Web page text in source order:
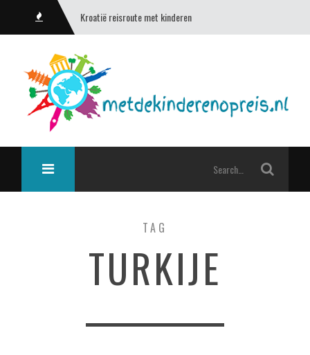
Kroatië reisroute met kinderen
TAG
TURKIJE